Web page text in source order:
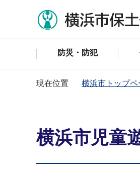
防災・防犯
現在位置 横浜市トップペ
横浜市児童